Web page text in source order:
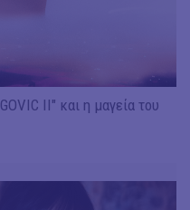
II" και η μαγεία του